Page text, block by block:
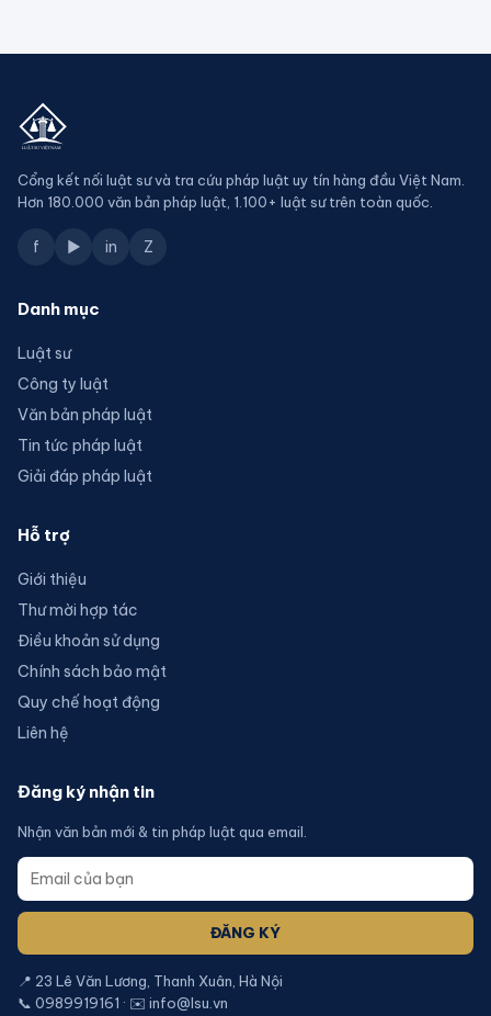
Cổng kết nối luật sư và tra cứu pháp luật uy tín hàng đầu Việt Nam.
Hơn 180.000 văn bản pháp luật, 1.100+ luật sư trên toàn quốc.
f ▶ in Z
Danh mục
Luật sư
Công ty luật
Văn bản pháp luật
Tin tức pháp luật
Giải đáp pháp luật
Hỗ trợ
Giới thiệu
Thư mời hợp tác
Điều khoản sử dụng
Chính sách bảo mật
Quy chế hoạt động
Liên hệ
Đăng ký nhận tin
Nhận văn bản mới & tin pháp luật qua email.
ĐĂNG KÝ
📍 23 Lê Văn Lương, Thanh Xuân, Hà Nội
📞 0989919161 · ✉️ info@lsu.vn